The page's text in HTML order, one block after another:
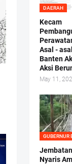
DAERAH
Kecam
Asal -
Banten
Aksi
May 11,
GUBERNUR
Nyaris